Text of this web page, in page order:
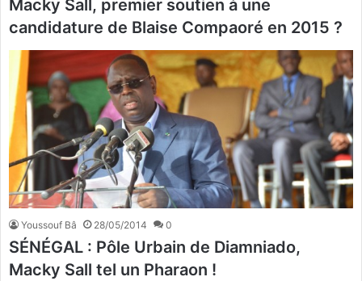
Macky Sall, premier soutien à une
candidature de Blaise Compaoré en 2015 ?
Youssouf Bâ 28/05/2014 0
SÉNÉGAL : Pôle Urbain de Diamniado,
Macky Sall tel un Pharaon !